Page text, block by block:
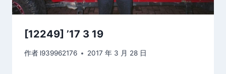
[12249] ’17 3 19
作者 l939962176 2017 年 3 月 28 日